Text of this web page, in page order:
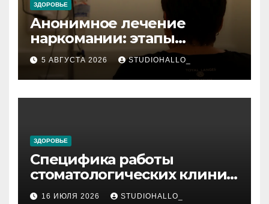
ЗДОРОВЬЕ
Анонимное лечение
наркомании: этапы
детоксикации,
реабилитации и УБОД
5 АВГУСТА 2026 STUDIOHALLO_
ЗДОРОВЬЕ
Специфика работы
стоматологических клиник
в мегаполисе
16 ИЮЛЯ 2026 STUDIOHALLO_